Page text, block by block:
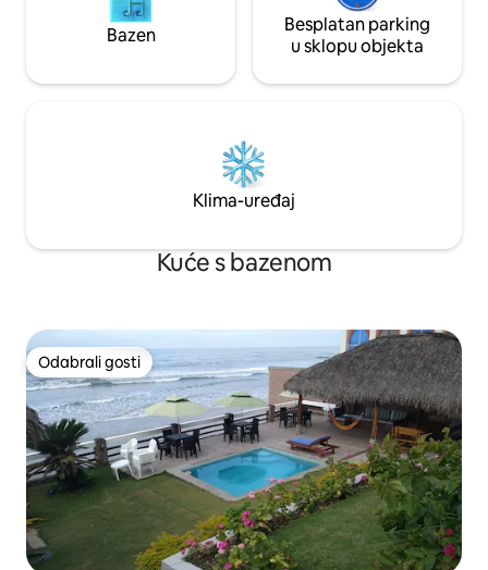
Bazen
Besplatan parking
u sklopu objekta
Klima-uređaj
Kuće s bazenom
Odabrali gosti
Odabrali gosti